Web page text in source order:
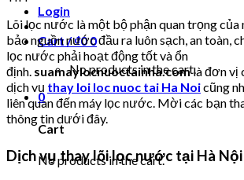
Login
Cart /₫00
No products in the cart.
0
Cart
No products in the cart.
Lõi lọc nước là một bộ phận quan trọng của
bảo nguồn nước đầu ra luôn sạch, an toàn,
lọc nước phải hoạt động tốt và ổn
định. suamaylocnuoctainha.comlà đơn vị
dịch vụ thay loi loc nuoc tai Ha Noicũng
liên quan đến máy lọc nước. Mời các bạn
thông tin dưới đây.
Dịch vụ thay lõi lọc nước tại Hà Nội